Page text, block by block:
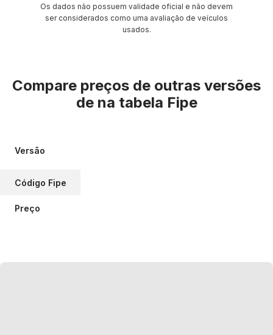
Os dados não possuem validade oficial e não devem
ser considerados como uma avaliação de veículos
usados.
Compare preços de outras versões
de na tabela Fipe
Versão
Código Fipe
Preço